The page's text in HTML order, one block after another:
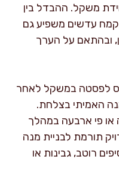
משקל. ההבדל בין
עדשים משפיע גם
ובהתאם על הערך
לפסטה במשקל לאחר
האמיתי בצלחת.
פי ארבעה במהלך
תורמת לבניית מנה
רוטב, גבינות או